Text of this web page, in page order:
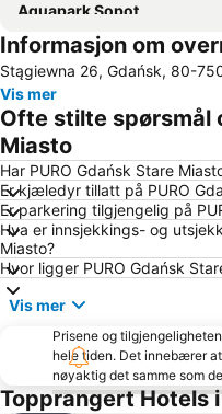
Aquapark Sopot
Port of Gdańsk
Main Town Hall
Oliwa
Galeria Bałtycka
Ergo Arena
Śródmieście
Brzeźno 1
Sopot Festival
Plaża Stogi
Gdyńska Przystań Jachtowa
Green Gate
Molo Gdansk Brzezno
Informasjon om
Stągiewna 26, Gdańsk, 80-
Vis mer
Ofte stilte spørsmål
Miasto
Har PURO Gdańsk Stare
Er kjæledyr tillatt på PURO
Er parkering tilgjengelig på
Hva er innsjekkings- og
Miasto?
Hvor ligger PURO Gdańsk
Vis mer
Prisene og
hele tiden. Det innebærer
nøyaktig det samme som
Topprangert Hotels